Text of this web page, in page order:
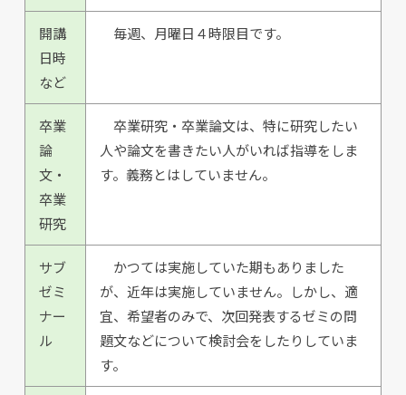
開講
日時
など
毎週、月曜日４時限目です。
卒業
論
文・
卒業
研究
卒業研究・卒業論文は、特に研究したい
人や論文を書きたい人がいれば指導をしま
す。義務とはしていません。
サブ
ゼミ
ナー
ル
かつては実施していた期もありました
が、近年は実施していません。しかし、適
宜、希望者のみで、次回発表するゼミの問
題文などについて検討会をしたりしていま
す。